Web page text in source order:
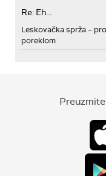
Re: Eh...
Leskovačka sprža –
poreklom